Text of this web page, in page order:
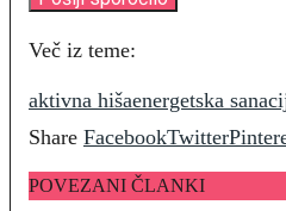
Več iz teme:
aktivna hišaenergetska
Share FacebookTwitter
POVEZANI ČLANKI